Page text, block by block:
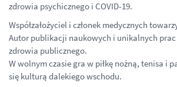
zdrowia psychicznego i COVID-19.
Współzałożyciel i członek medycznych
Autor publikacji naukowych i unikalnych prac
zdrowia publicznego.
W wolnym czasie gra w piłkę nożną, tenisa i
się kulturą dalekiego wschodu.